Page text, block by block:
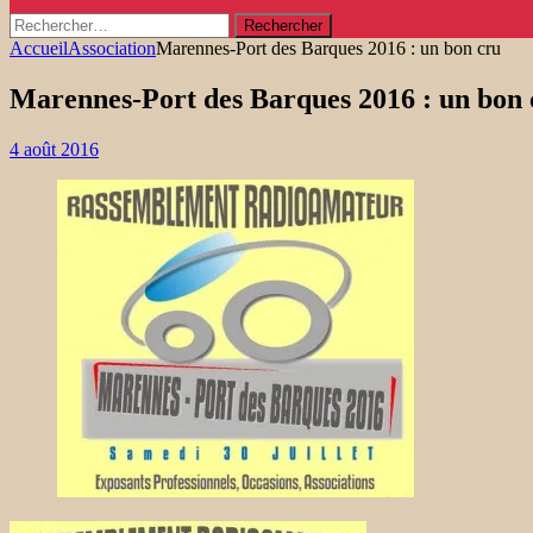
Rechercher :
AccueilAssociationMarennes-Port des Barques 2016 : un bon cru
Marennes-Port des Barques 2016 : un bon
4 août 2016